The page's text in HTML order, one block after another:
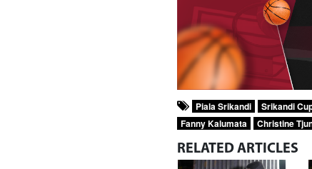
Piala Srikandi Srikandi
Fanny Kalumata
Christine
RELATED ARTICLES